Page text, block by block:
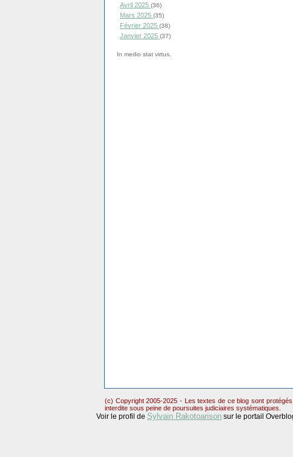
Avril 2025 (36)
Mars 2025 (35)
Février 2025 (38)
Janvier 2025 (37)
In medio stat virtus.
(c) Copyright 2005-2025 - Les textes de ce blog sont
interdite sous peine de poursuites judiciaires systématiques.
Voir le profil de Sylvain Rakotoarison sur le portail